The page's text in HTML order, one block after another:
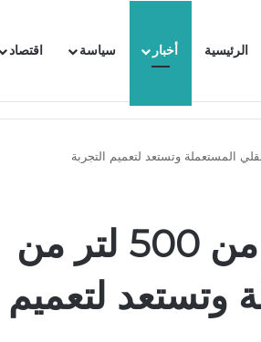
الرئيسية أخبار سياسة اقتصاد
الفرنسية بتونس وتبلغها احتجاجا شديد اللهجة !!
بلدية منوبة تجمع أكثر من 500 لتر من
وتستعد لتعميم